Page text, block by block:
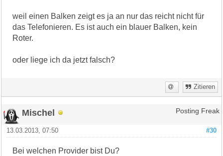
weil einen Balken zeigt es ja an nur das reicht nicht für
das Telefonieren. Es ist auch ein blauer Balken, kein
Roter.
oder liege ich da jetzt falsch?
Zitieren
Mischel Posting Freak
#30
13.03.2013, 07:50
Bei welchen Provider bist Du?